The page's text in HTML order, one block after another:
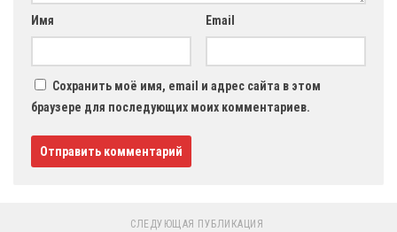
Имя Email
Сохранить моё имя, email и адрес сайта в этом
браузере для последующих моих комментариев.
СЛЕДУЮЩАЯ ПУБЛИКАЦИЯ